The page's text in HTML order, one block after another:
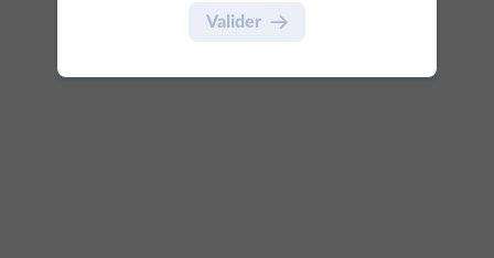
Valider
Valider